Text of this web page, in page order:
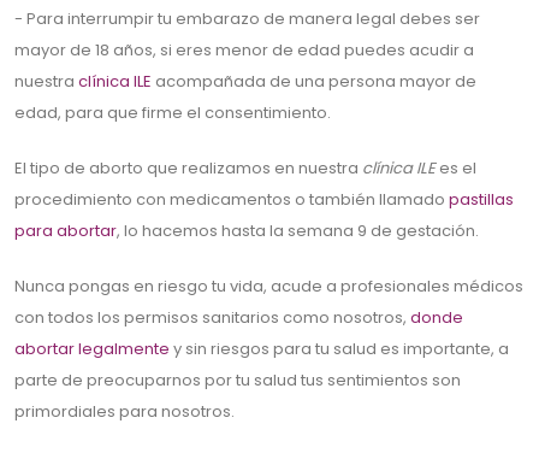
- Para interrumpir tu embarazo de manera legal debes ser
mayor de 18 años, si eres menor de edad puedes acudir a
nuestra clínica ILE acompañada de una persona mayor de
edad, para que firme el consentimiento.
El tipo de aborto que realizamos en nuestra clínica ILEes el
procedimiento con medicamentos o también llamado pastillas
para abortar, lo hacemos hasta la semana 9 de gestación.
Nunca pongas en riesgo tu vida, acude a profesionales médicos
con todos los permisos sanitarios como nosotros, donde
abortar legalmente y sin riesgos para tu salud es importante, a
parte de preocuparnos por tu salud tus sentimientos son
primordiales para nosotros.